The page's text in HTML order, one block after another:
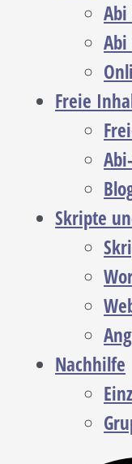
Abi
Abi
Freie
Skripte
Nachhilfe